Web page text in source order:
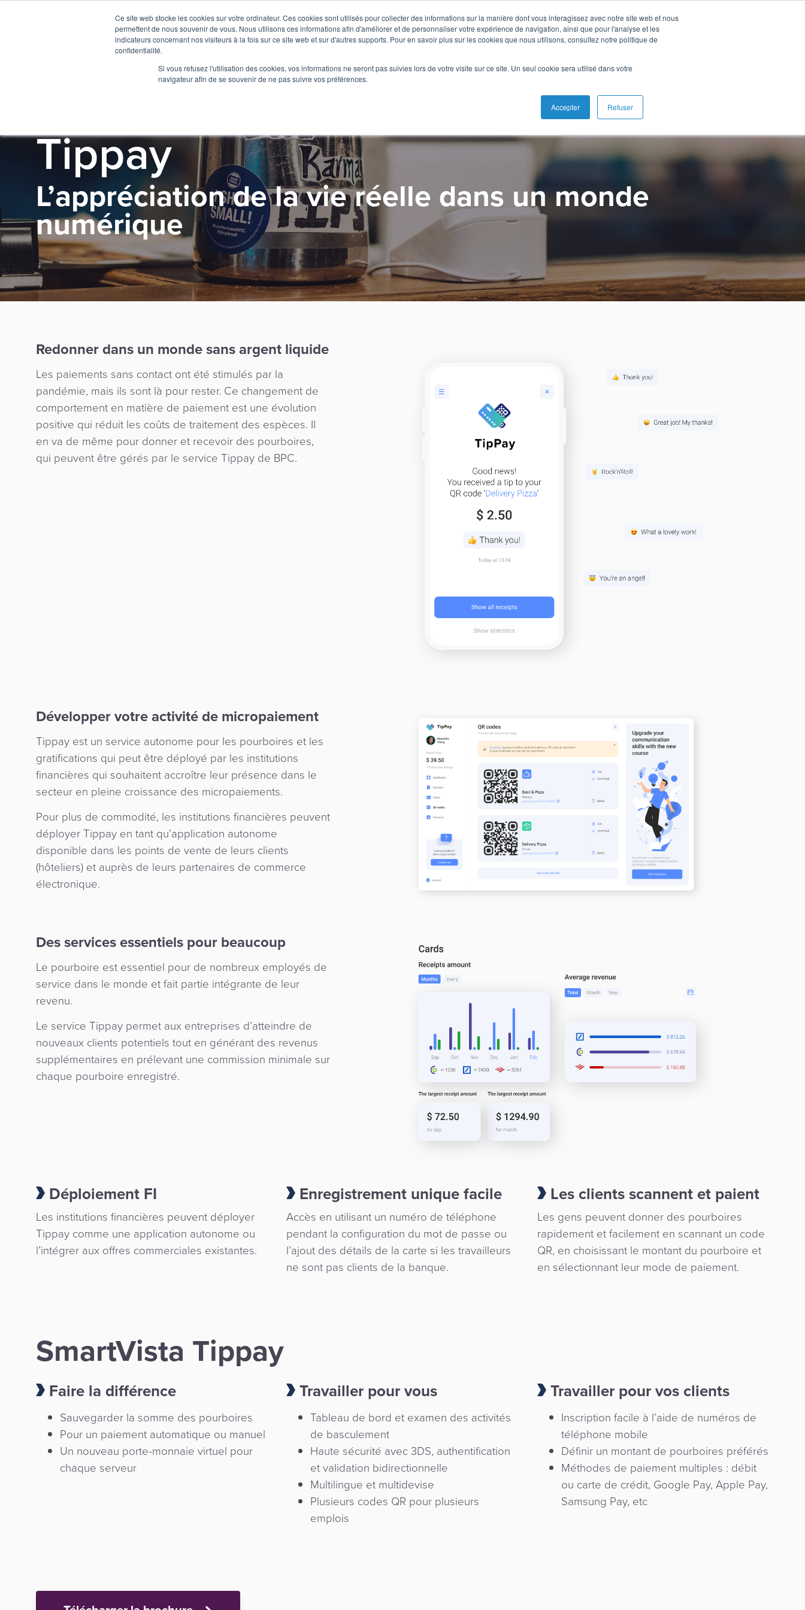
Ce site web stocke les cookies sur votre ordinateur. Ces cookies sont utilisés pour collecter des informations sur la manière dont vous interagissez avec notre site web et nous
permettent de nous souvenir de vous. Nous utilisons ces informations afin d'améliorer et de personnaliser votre expérience de navigation, ainsi que pour l'analyse et les
indicateurs concernant nos visiteurs à la fois sur ce site web et sur d'autres supports. Pour en savoir plus sur les cookies que nous utilisons, consultez notre politique de
confidentialité.
Si vous refusez l'utilisation des cookies, vos informations ne seront pas suivies lors de votre visite sur ce site. Un seul cookie sera utilisé dans votre
navigateur afin de se souvenir de ne pas suivre vos préférences.
Accepter Refuser
Tippay
L’appréciation de la vie réelle dans un monde
numérique
Redonner dans un monde sans argent liquide
Les paiements sans contact ont été stimulés par la
pandémie, mais ils sont là pour rester. Ce changement de
comportement en matière de paiement est une évolution
positive qui réduit les coûts de traitement des espèces. Il
en va de même pour donner et recevoir des pourboires,
qui peuvent être gérés par le service Tippay de BPC.
Développer votre activité de micropaiement
Tippay est un service autonome pour les pourboires et les
gratifications qui peut être déployé par les institutions
financières qui souhaitent accroître leur présence dans le
secteur en pleine croissance des micropaiements.
Pour plus de commodité, les institutions financières peuvent
déployer Tippay en tant qu’application autonome
disponible dans les points de vente de leurs clients
(hôteliers) et auprès de leurs partenaires de commerce
électronique.
Des services essentiels pour beaucoup
Le pourboire est essentiel pour de nombreux employés de
service dans le monde et fait partie intégrante de leur
revenu.
Le service Tippay permet aux entreprises d’atteindre de
nouveaux clients potentiels tout en générant des revenus
supplémentaires en prélevant une commission minimale sur
chaque pourboire enregistré.
Déploiement FI
Les institutions financières peuvent déployer
Tippay comme une application autonome ou
l’intégrer aux offres commerciales existantes.
Enregistrement unique facile
Accès en utilisant un numéro de téléphone
pendant la configuration du mot de passe ou
l’ajout des détails de la carte si les travailleurs
ne sont pas clients de la banque.
Les clients scannent et paient
Les gens peuvent donner des pourboires
rapidement et facilement en scannant un code
QR, en choisissant le montant du pourboire et
en sélectionnant leur mode de paiement.
SmartVista Tippay
Faire la différence
Sauvegarder la somme des pourboires
Pour un paiement automatique ou manuel
Un nouveau porte-monnaie virtuel pour
chaque serveur
Travailler pour vous
Tableau de bord et examen des activités
de basculement
Haute sécurité avec 3DS, authentification
et validation bidirectionnelle
Multilingue et multidevise
Plusieurs codes QR pour plusieurs
emplois
Travailler pour vos clients
Inscription facile à l’aide de numéros de
téléphone mobile
Définir un montant de pourboires préférés
Méthodes de paiement multiples : débit
ou carte de crédit, Google Pay, Apple Pay,
Samsung Pay, etc